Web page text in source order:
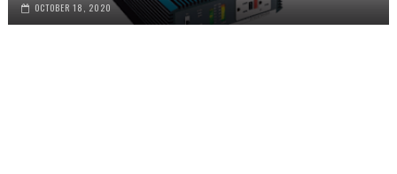
OCTOBER 18, 2020